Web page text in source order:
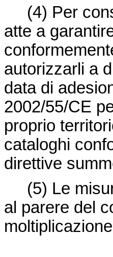
(4) Per
atte a
autorizzarli a
data di
2002/55/CE
proprio
cataloghi
direttive
(5) Le
al parere del